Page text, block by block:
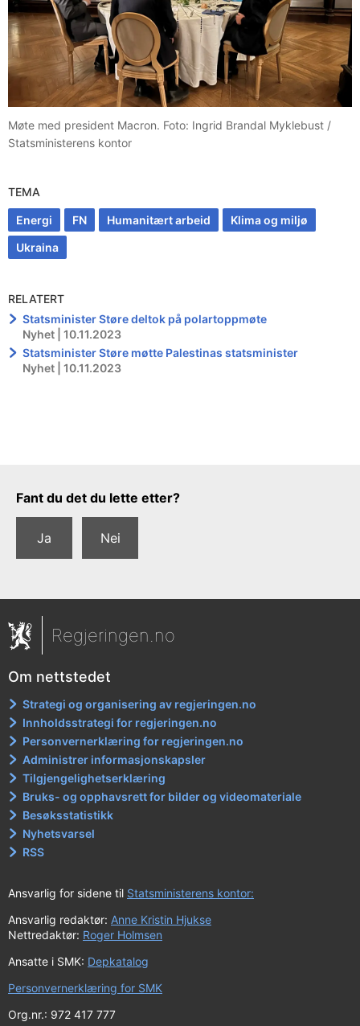
Møte med president Macron. Foto: Ingrid Brandal Myklebust /
Statsministerens kontor
TEMA
Energi FN Humanitært arbeid
Klima og miljø
Ukraina
RELATERT
Statsminister Støre deltok på polartoppmøte
Nyhet | 10.11.2023
Statsminister Støre møtte Palestinas statsminister
Nyhet | 10.11.2023
Tilbakemeldingsskjema
Fant du det du lette etter?
Ja Nei
Regjeringen.no
Om nettstedet
Strategi og organisering av regjeringen.no
Innholdsstrategi for regjeringen.no
Personvernerklæring for regjeringen.no
Administrer informasjonskapsler
Tilgjengelighetserklæring
Bruks- og opphavsrett for bilder og videomateriale
Besøksstatistikk
Nyhetsvarsel
RSS
Ansvarlig for sidene til Statsministerens kontor:
Ansvarlig redaktør: Anne Kristin Hjukse
Nettredaktør: Roger Holmsen
Ansatte i SMK: Depkatalog
Personvernerklæring for SMK
Org.nr.: 972 417 777